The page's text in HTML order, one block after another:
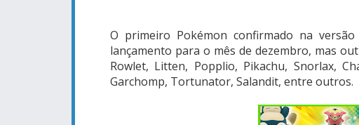
O primeiro Pokémon confirmado na
lançamento para o mês de dezembro, mas
Rowlet, Litten, Popplio, Pikachu, Snorlax,
Garchomp, Tortunator, Salandit, entre outros.